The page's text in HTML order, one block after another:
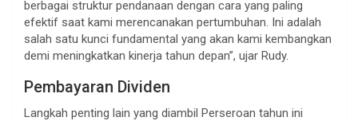
berbagai struktur pendanaan dengan cara yang paling
efektif saat kami merencanakan pertumbuhan. Ini adalah
salah satu kunci fundamental yang akan kami kembangkan
demi meningkatkan kinerja tahun depan”, ujar Rudy.
Pembayaran Dividen
Langkah penting lain yang diambil Perseroan tahun ini